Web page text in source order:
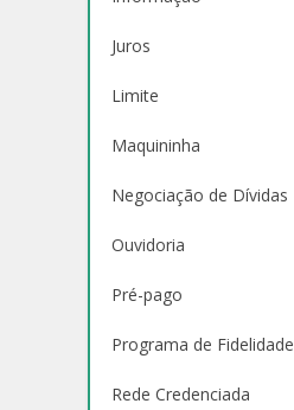
Juros
Limite
Maquininha
Negociação de Dívidas
Ouvidoria
Pré-pago
Programa de Fidelidade
Rede Credenciada